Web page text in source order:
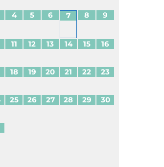
4 5 6 7 8 9
11 12 13 14 15 16
18 19 20 21 22 23
25 26 27 28 29 30